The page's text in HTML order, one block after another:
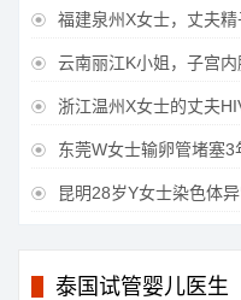
 福建泉州X女士，丈夫
 云南丽江K小姐，子宫
 浙江温州X女士的丈夫
 东莞W女士输卵管堵塞
 昆明28岁Y女士染色体
泰国试管婴儿医生